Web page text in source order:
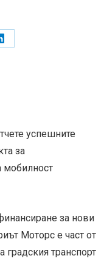
успешните
за
мобилност
за нови
Моторс е част от
градския транспорт